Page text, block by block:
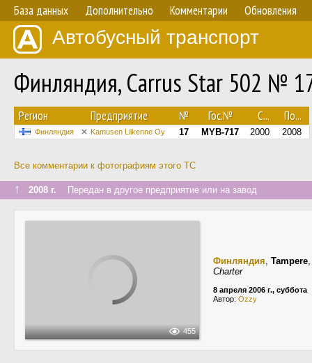
База данных Дополнительно Комментарии Обновления
Автобусный транспорт
Финляндия, Carrus Star 502 №
Регион Предприятие № Гос.№ С... По...
Финляндия Kamusen Liikenne Oy 17 MYB-717 2000 2008
Все комментарии к фотографиям этого ТС
↑ 2008 г. Передан в другое предприятие или на завод
455
Финляндия, Tampere
Charter
8 апреля 2006 г., суббота
Автор: Ozzy